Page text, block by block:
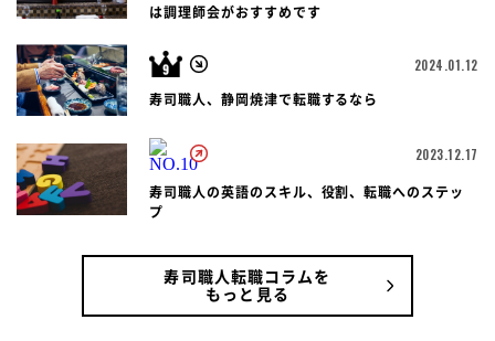
は調理師会がおすすめです
2024.01.12
寿司職人、静岡焼津で転職するなら
2023.12.17
寿司職人の英語のスキル、役割、転職へのステッ
プ
寿司職人転職コラムを
もっと見る